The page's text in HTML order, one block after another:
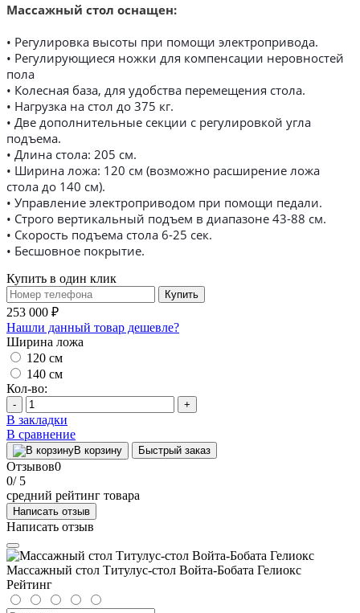
Массажный стол оснащен:
• Регулировка высоты при помощи электропривода.
• Регулирующиеся ножки для компенсации неровностей
пола
• Колесная база, для удобства перемещения стола.
• Нагрузка на стол до 375 кг.
• Две дополнительные секции с регулировкой угла
подъема.
• Длина стола: 205 см.
• Ширина ложа: 120 см (возможно расширение ложа
стола до 140 см).
• Управление электроприводом при помощи педали.
• Строго вертикальный подъем в диапазоне 43-88 см.
• Скорость подъема стола 6-25 сек.
• Бесшовное покрытие.
Купить в один клик
Купить
253 000 ₽
Нашли данный товар дешевле?
Ширина ложа
120 см
140 см
Кол-во:
- +
В закладки
В сравнение
В корзину Быстрый заказ
Отзывов0
0/ 5
средний рейтинг товара
Написать отзыв
Написать отзыв
Массажный стол Титулус-стол Войта-Бобата Гелиокс
Рейтинг